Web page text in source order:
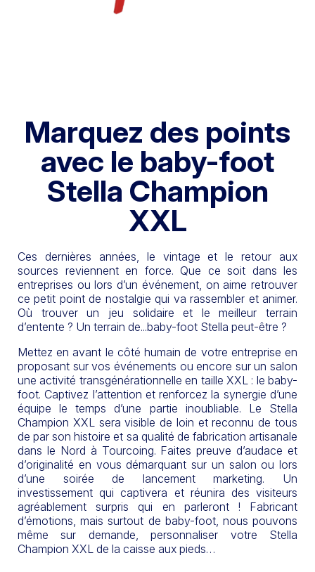
Marquez des points
avec le baby-foot
Stella Champion
XXL
Ces dernières années, le vintage et le retour aux
sources reviennent en force. Que ce soit dans les
entreprises ou lors d’un événement, on aime retrouver
ce petit point de nostalgie qui va rassembler et animer.
Où trouver un jeu solidaire et le meilleur terrain
d’entente ? Un terrain de...baby-foot Stella peut-être ?
Mettez en avant le côté humain de votre entreprise en
proposant sur vos événements ou encore sur un salon
une activité transgénérationnelle en taille XXL : le baby-
foot. Captivez l’attention et renforcez la synergie d’une
équipe le temps d’une partie inoubliable. Le Stella
Champion XXL sera visible de loin et reconnu de tous
de par son histoire et sa qualité de fabrication artisanale
dans le Nord à Tourcoing. Faites preuve d’audace et
d’originalité en vous démarquant sur un salon ou lors
d’une soirée de lancement marketing. Un
investissement qui captivera et réunira des visiteurs
agréablement surpris qui en parleront ! Fabricant
d’émotions, mais surtout de baby-foot, nous pouvons
même sur demande, personnaliser votre Stella
Champion XXL de la caisse aux pieds…